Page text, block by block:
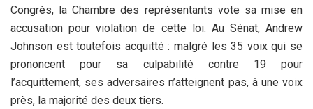
Congrès, la Chambre des représentants vote sa mise en
accusation pour violation de cette loi. Au Sénat, Andrew
Johnson est toutefois acquitté : malgré les 35 voix qui se
prononcent pour sa culpabilité contre 19 pour
l’acquittement, ses adversaires n’atteignent pas, à une voix
près, la majorité des deux tiers.